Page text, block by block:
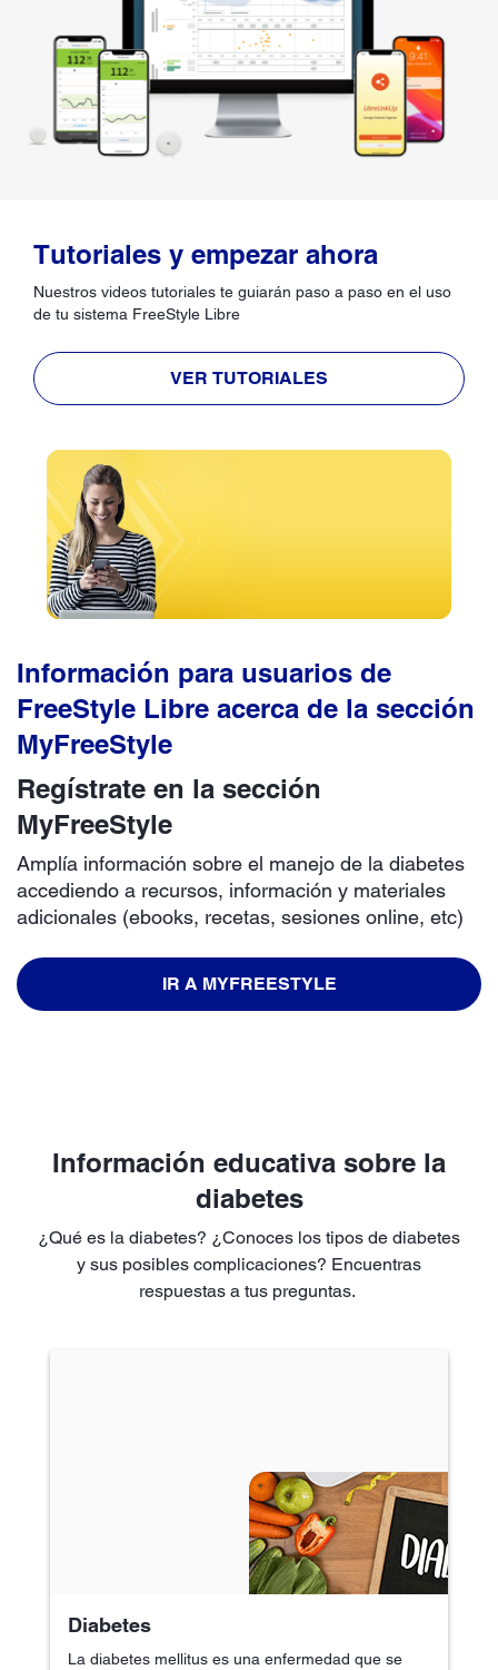
Tutoriales y empezar ahora
Nuestros videos tutoriales te guiarán paso a paso en el uso
de tu sistema FreeStyle Libre
VER TUTORIALES
Información para usuarios de
FreeStyle Libre acerca de la sección
MyFreeStyle
Regístrate en la sección
MyFreeStyle
Amplía información sobre el manejo de la diabetes
accediendo a recursos, información y materiales
adicionales (ebooks, recetas, sesiones online, etc)
IR A MYFREESTYLE
Información educativa sobre la
diabetes
¿Qué es la diabetes? ¿Conoces los tipos de diabetes
y sus posibles complicaciones? Encuentras
respuestas a tus preguntas.
Diabetes
La diabetes mellitus es una enfermedad que se